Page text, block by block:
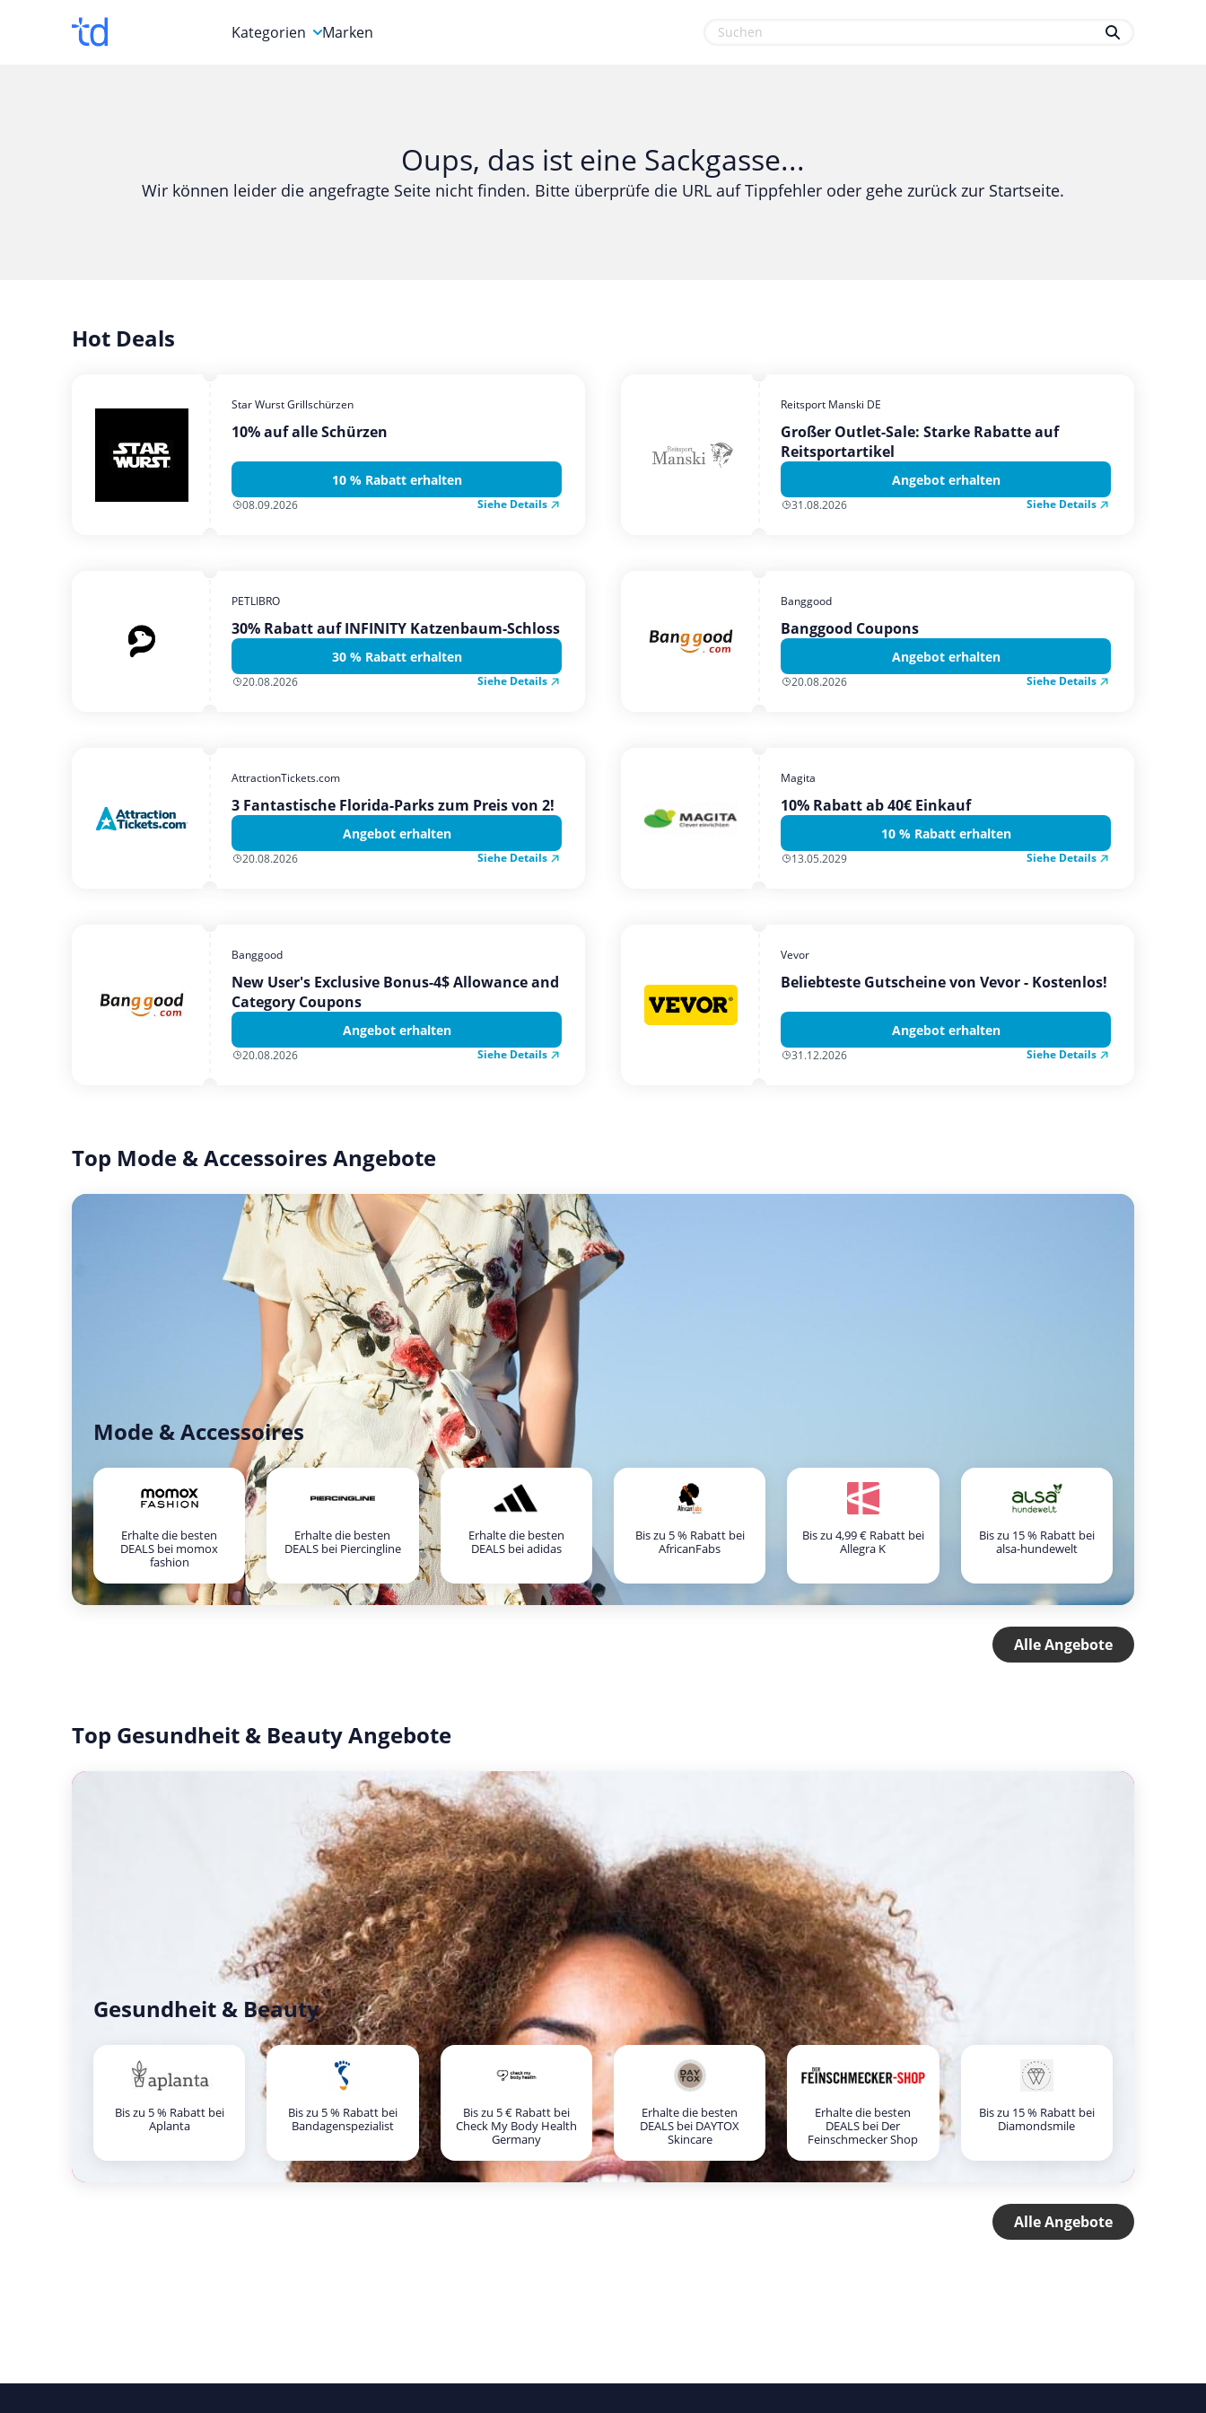
Kategorien
Computer & Elektronik
Gesundheit & Beauty
Mobilfunk & Internet
Marken
Oups, das ist eine Sackgasse...
Wir können leider die angefragte Seite nicht finden. Bitte überprüfe die URL auf Tippfehler oder gehe zurück zur Startseite.
Hot Deals
Star Wurst Grillschürzen
10% auf alle Schürzen
10 % Rabatt erhalten
08.09.2026 Siehe Details
Reitsport Manski DE
Großer Outlet-Sale: Starke Rabatte auf
Reitsportartikel
Angebot erhalten
31.08.2026 Siehe Details
PETLIBRO
30% Rabatt auf INFINITY Katzenbaum-Schloss
30 % Rabatt erhalten
20.08.2026 Siehe Details
Banggood
Banggood Coupons
Angebot erhalten
20.08.2026 Siehe Details
AttractionTickets.com
3 Fantastische Florida-Parks zum Preis von 2!
Angebot erhalten
20.08.2026 Siehe Details
Magita
10% Rabatt ab 40€ Einkauf
10 % Rabatt erhalten
13.05.2029 Siehe Details
Banggood
New User's Exclusive Bonus-4$ Allowance and
Category Coupons
Angebot erhalten
20.08.2026 Siehe Details
Vevor
Beliebteste Gutscheine von Vevor - Kostenlos!
Angebot erhalten
31.12.2026 Siehe Details
Top Mode & Accessoires Angebote
Mode & Accessoires
Erhalte die besten
DEALS bei momox
fashion
Erhalte die besten
DEALS bei Piercingline
Erhalte die besten
DEALS bei adidas
Bis zu 5 % Rabatt bei
AfricanFabs
Bis zu 4,99 € Rabatt bei
Allegra K
Bis zu 15 % Rabatt bei
alsa-hundewelt
Alle Angebote
Top Gesundheit & Beauty Angebote
Gesundheit & Beauty
Bis zu 5 % Rabatt bei
Aplanta
Bis zu 5 % Rabatt bei
Bandagenspezialist
Bis zu 5 € Rabatt bei
Check My Body Health
Germany
Erhalte die besten
DEALS bei DAYTOX
Skincare
Erhalte die besten
DEALS bei Der
Feinschmecker Shop
Bis zu 15 % Rabatt bei
Diamondsmile
Alle Angebote